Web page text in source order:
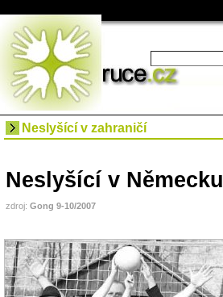
Neslyšící v zahraničí
Neslyšící v Německu
zdroj: Gong 9-10/2007